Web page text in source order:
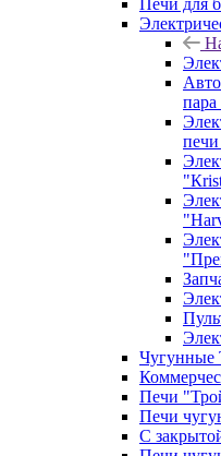
Печи для
Чугунные
Печи
Печи
С